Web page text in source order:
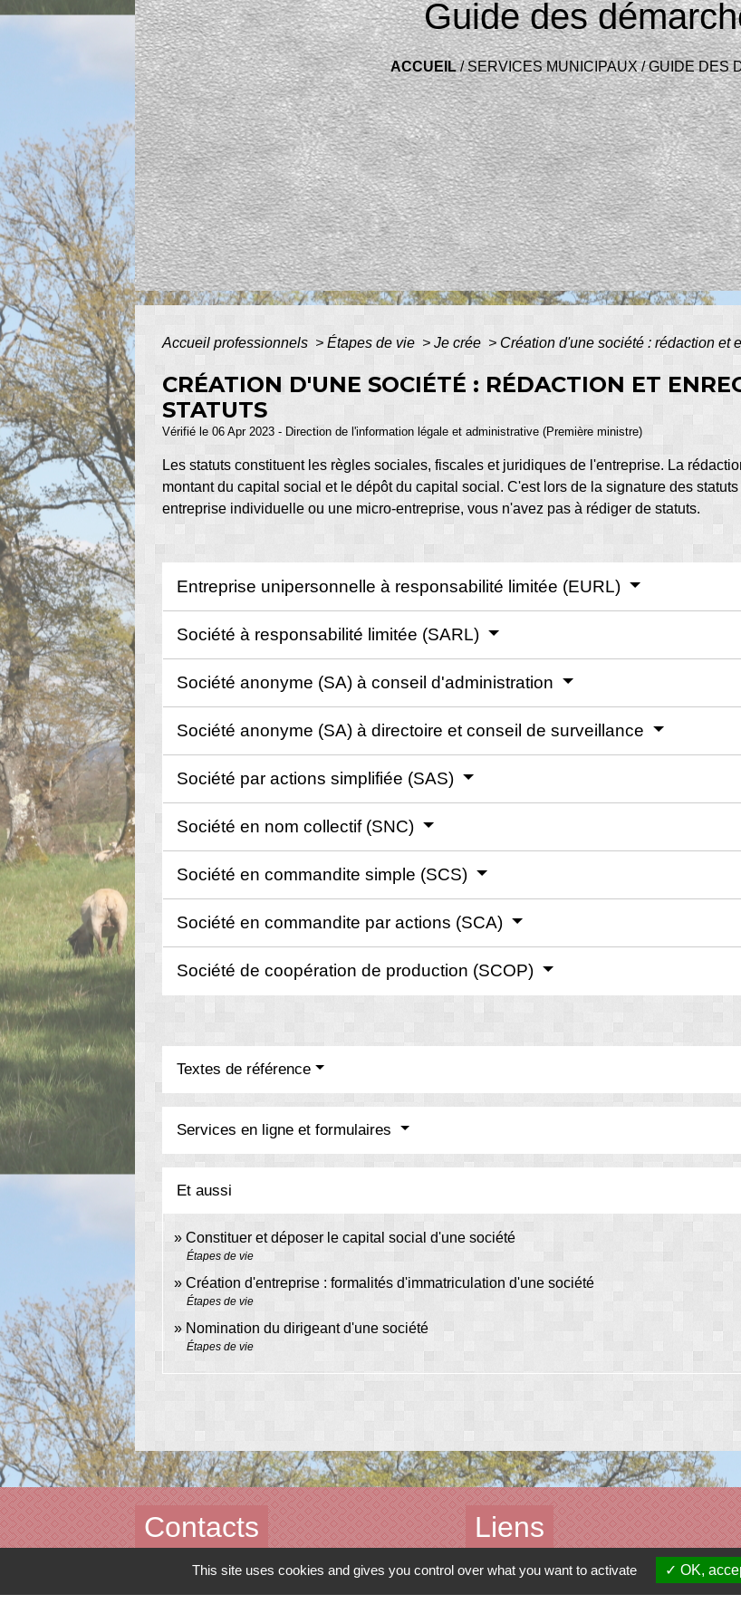
Guide des
ACCUEIL/SERVICES MUNICIPAUX/GUIDE DES
Accueil professionnels > Étapes de vie > Je crée > Création d'une société : rédaction et
CRÉATION D'UNE SOCIÉTÉ : RÉDACTION ET
STATUTS
Vérifié le 06 Apr 2023 - Direction de l'information légale et administrative (Première ministre)
Les statuts constituent les règles sociales, fiscales et juridiques de l'entreprise. La
montant du capital social et le dépôt du capital social. C'est lors de la signature des
entreprise individuelle ou une micro-entreprise, vous n'avez pas à rédiger de statuts.
Entreprise unipersonnelle à responsabilité limitée (EURL)
Société à responsabilité limitée (SARL)
Société anonyme (SA) à conseil d'administration
Société anonyme (SA) à directoire et conseil de surveillance
Société par actions simplifiée (SAS)
Société en nom collectif (SNC)
Société en commandite simple (SCS)
Société en commandite par actions (SCA)
Société de coopération de production (SCOP)
Textes de référence
Services en ligne et formulaires
Et aussi
Constituer et déposer le capital social d'une société
Étapes de vie
Création d'entreprise : formalités d'immatriculation d'une société
Étapes de vie
Nomination du dirigeant d'une société
Étapes de vie
Contacts
Commune de Peyrat-de-Bellac
Liens
Contacter le gestionnaire du site
Contacter la mairie
This site uses cookies and gives you control over what you want to activate OK,